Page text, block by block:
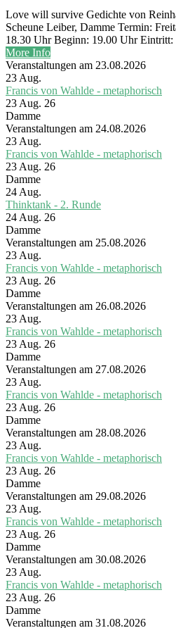
Love will survive Gedichte von
Scheune Leiber, Damme Termin:
18.30 Uhr Beginn: 19.00 Uhr
More Info
Veranstaltungen am 23.08.2026
23 Aug.
Francis von Wahlde - metaphorisch
23 Aug. 26
Damme
Veranstaltungen am 24.08.2026
23 Aug.
Francis von Wahlde - metaphorisch
23 Aug. 26
Damme
24 Aug.
Thinktank - 2. Runde
24 Aug. 26
Damme
Veranstaltungen am 25.08.2026
23 Aug.
Francis von Wahlde - metaphorisch
23 Aug. 26
Damme
Veranstaltungen am 26.08.2026
23 Aug.
Francis von Wahlde - metaphorisch
23 Aug. 26
Damme
Veranstaltungen am 27.08.2026
23 Aug.
Francis von Wahlde - metaphorisch
23 Aug. 26
Damme
Veranstaltungen am 28.08.2026
23 Aug.
Francis von Wahlde - metaphorisch
23 Aug. 26
Damme
Veranstaltungen am 29.08.2026
23 Aug.
Francis von Wahlde - metaphorisch
23 Aug. 26
Damme
Veranstaltungen am 30.08.2026
23 Aug.
Francis von Wahlde - metaphorisch
23 Aug. 26
Damme
Veranstaltungen am 31.08.2026